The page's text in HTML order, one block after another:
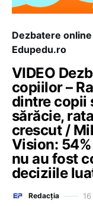
Dezbatere
Edupedu.ro
VIDEO
copiilor –
dintre copii
sărăcie,
crescut /
Vision:
nu au fost
deciziile
Redacția